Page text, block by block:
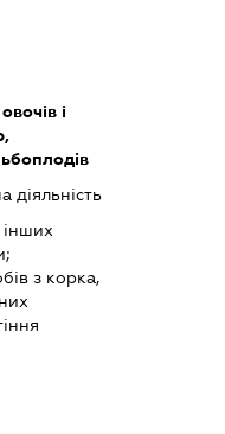
і
діяльність
з корка,